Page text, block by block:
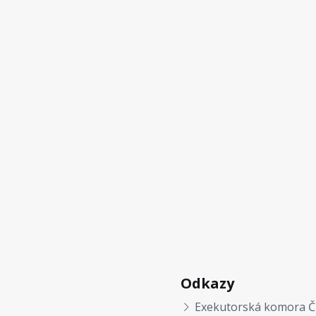
Odkazy
Exekutorská komora